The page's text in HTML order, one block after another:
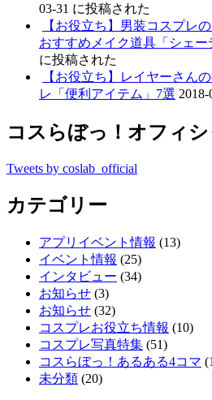
03-31 に投稿された
【お役立ち】男装コスプレ
おすすめメイク道具「シェ
に投稿された
【お役立ち】レイヤーさん
レ「便利アイテム」7選
コスらぼっ！オフィ
Tweets by coslab_official
カテゴリー
アプリイベント情報 (13)
イベント情報 (25)
インタビュー (34)
お知らせ (3)
お知らせ (32)
コスプレお役立ち情報 (10)
コスプレ写真特集 (51)
コスらぼっ！あるある4コマ
未分類 (20)